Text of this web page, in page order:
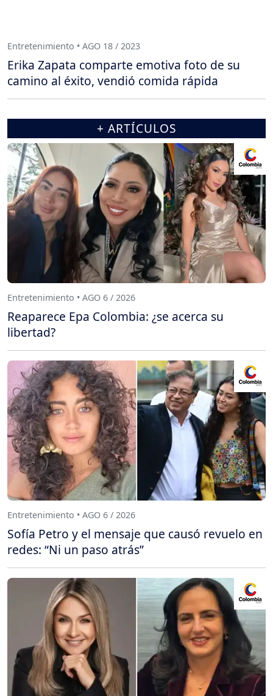
Entretenimiento • AGO 18 / 2023
Erika Zapata comparte emotiva foto de su
camino al éxito, vendió comida rápida
+ ARTÍCULOS
Entretenimiento • AGO 6 / 2026
Reaparece Epa Colombia: ¿se acerca su
libertad?
Entretenimiento • AGO 6 / 2026
Sofía Petro y el mensaje que causó revuelo en
redes: “Ni un paso atrás”